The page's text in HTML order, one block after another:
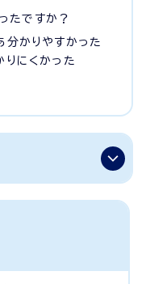
たですか？
分かりやすかった
りにくかった